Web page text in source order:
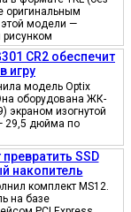
оригинальным
модели —
рисунком
CR2 обеспечит
игру
модель Optix
оборудована ЖК-
экраном изогнутой
29,5 дюйма по
SSD
накопитель
комплект MS12.
на базе